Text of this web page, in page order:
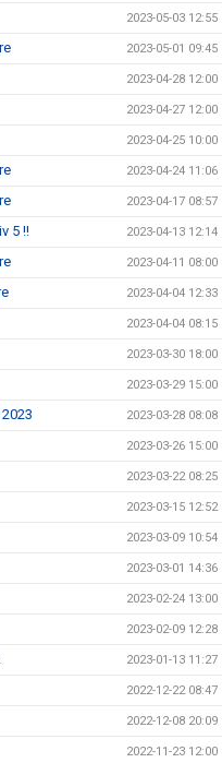
2023-05-03 12:55
2023-05-01 09:45
2023-04-28 12:00
2023-04-27 12:00
2023-04-25 10:00
2023-04-24 11:06
2023-04-17 08:57
5 !! 2023-04-13 12:14
2023-04-11 08:00
2023-04-04 12:33
2023-04-04 08:15
2023-03-30 18:00
2023-03-29 15:00
2023-03-28 08:08
2023-03-26 15:00
2023-03-22 08:25
2023-03-15 12:52
2023-03-09 10:54
2023-03-01 14:36
2023-02-24 13:00
2023-02-09 12:28
2023-01-13 11:27
2022-12-22 08:47
2022-12-08 20:09
2022-11-23 12:00